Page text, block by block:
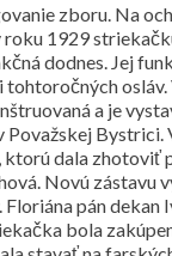
zboru. Na
1929
dodnes. Jej
a je
Považskej Bystrici.
ktorú dala zhotoviť
Novú zástavu
pán dekan
bola